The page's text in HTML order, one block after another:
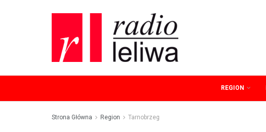
REGION
Strona Główna Region Tarnobrzeg